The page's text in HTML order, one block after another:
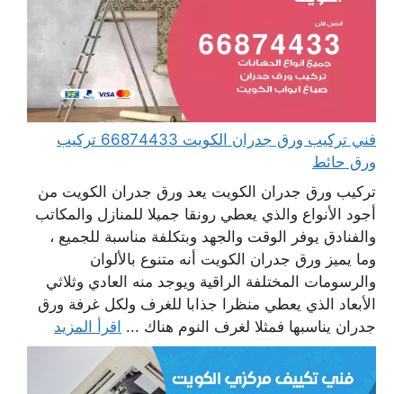
فني تركيب ورق جدران الكويت 66874433 تركيب
ورق حائط
تركيب ورق جدران الكويت يعد ورق جدران الكويت من
أجود الأنواع والذي يعطي رونقا جميلا للمنازل والمكاتب
والفنادق يوفر الوقت والجهد وبتكلفة مناسبة للجميع ،
وما يميز ورق جدران الكويت أنه متنوع بالألوان
والرسومات المختلفة الراقية ويوجد منه العادي وثلاثي
الأبعاد الذي يعطي منظرا جذابا للغرف ولكل غرفة ورق
جدران يناسبها فمثلا لغرف النوم هناك ... اقرأ المزيد